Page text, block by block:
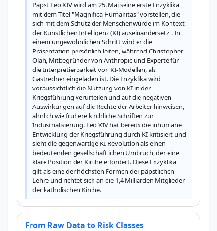
Papst Leo XIV wird am 25. Mai seine erste Enzyklika
mit dem Titel "Magnifica Humanitas" vorstellen, die
sich mit dem Schutz der Menschenwürde im Kontext
der Künstlichen Intelligenz (KI) auseinandersetzt. In
einem ungewöhnlichen Schritt wird er die
Präsentation persönlich leiten, während Christopher
Olah, Mitbegründer von Anthropic und Experte für
die Interpretierbarkeit von KI-Modellen, als
Gastredner eingeladen ist. Die Enzyklika wird
voraussichtlich die Nutzung von KI in der
Kriegsführung verurteilen und auf die negativen
Auswirkungen auf die Rechte der Arbeiter hinweisen,
ähnlich wie frühere kirchliche Schriften zur
Industrialisierung. Leo XIV hat bereits die inhumane
Entwicklung der Kriegsführung durch KI kritisiert und
sieht die gegenwärtige KI-Revolution als einen
bedeutenden gesellschaftlichen Umbruch, der eine
klare Position der Kirche erfordert. Diese Enzyklika
gilt als eine der höchsten Formen der päpstlichen
Lehre und richtet sich an die 1,4 Milliarden Mitglieder
der katholischen Kirche.
From Raw Data to Risk Classes